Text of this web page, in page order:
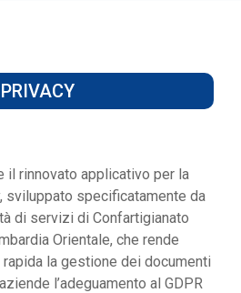
PRIVACY
il rinnovato applicativo per la
sviluppato specificatamente da
di servizi di Confartigianato
Orientale, che rende
la gestione dei documenti
l’adeguamento al GDPR